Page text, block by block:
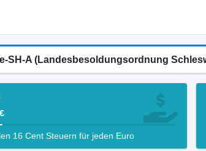
SH-A (Landesbesoldungsordnung
16 Cent Steuern für jeden Euro